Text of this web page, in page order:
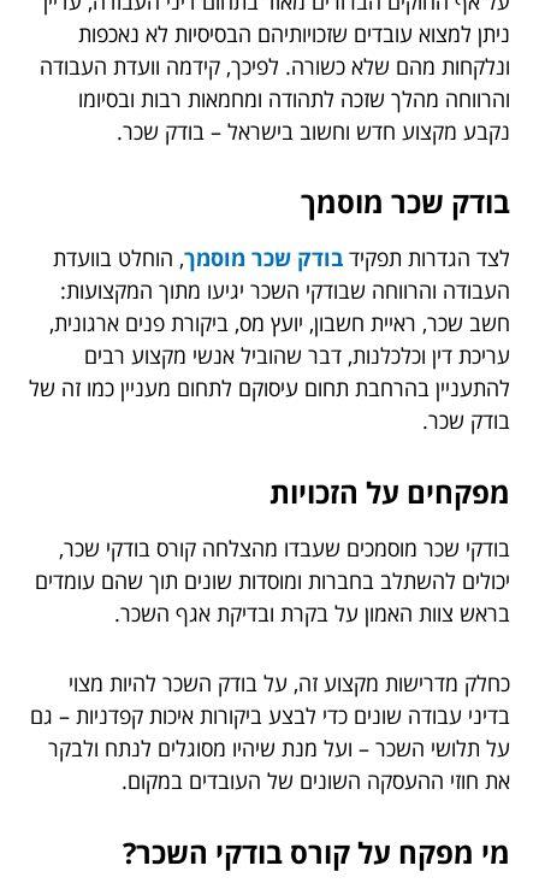
ניתן למצוא עובדים שזכויותיהם הבסיסיות לא נאכפות
ונלקחות מהם שלא כשורה. לפיכך, קידמה וועדת העבודה
והרווחה מהלך שזכה לתהודה ומחמאות רבות ובסיומו
נקבע מקצוע חדש וחשוב בישראל – בודק שכר.
בודק שכר מוסמך
לצד הגדרות תפקיד בודק שכר מוסמך, הוחלט בוועדת
העבודה והרווחה שבודקי השכר יגיעו מתוך המקצועות:
חשב שכר, ראיית חשבון, יועץ מס, ביקורת פנים ארגונית,
עריכת דין וכלכלנות, דבר שהוביל אנשי מקצוע רבים
להתעניין בהרחבת תחום עיסוקם לתחום מעניין כמו זה של
בודק שכר.
מפקחים על הזכויות
בודקי שכר מוסמכים שעבדו מהצלחה קורס בודקי שכר,
יכולים להשתלב בחברות ומוסדות שונים תוך שהם עומדים
בראש צוות האמון על בקרת ובדיקת אגף השכר.
כחלק מדרישות מקצוע זה, על בודק השכר להיות מצוי
בדיני עבודה שונים כדי לבצע ביקורות איכות קפדניות – גם
על תלושי השכר – ועל מנת שיהיו מסוגלים לנתח ולבקר
את חוזי ההעסקה השונים של העובדים במקום.
מי מפקח על קורס בודקי השכר?